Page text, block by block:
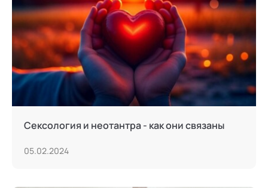
Сексология и неотантра - как они связаны
05.02.2024